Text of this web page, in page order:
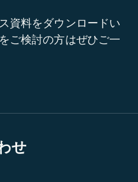
資料をダウンロードい
ご検討の方はぜひご一
せ